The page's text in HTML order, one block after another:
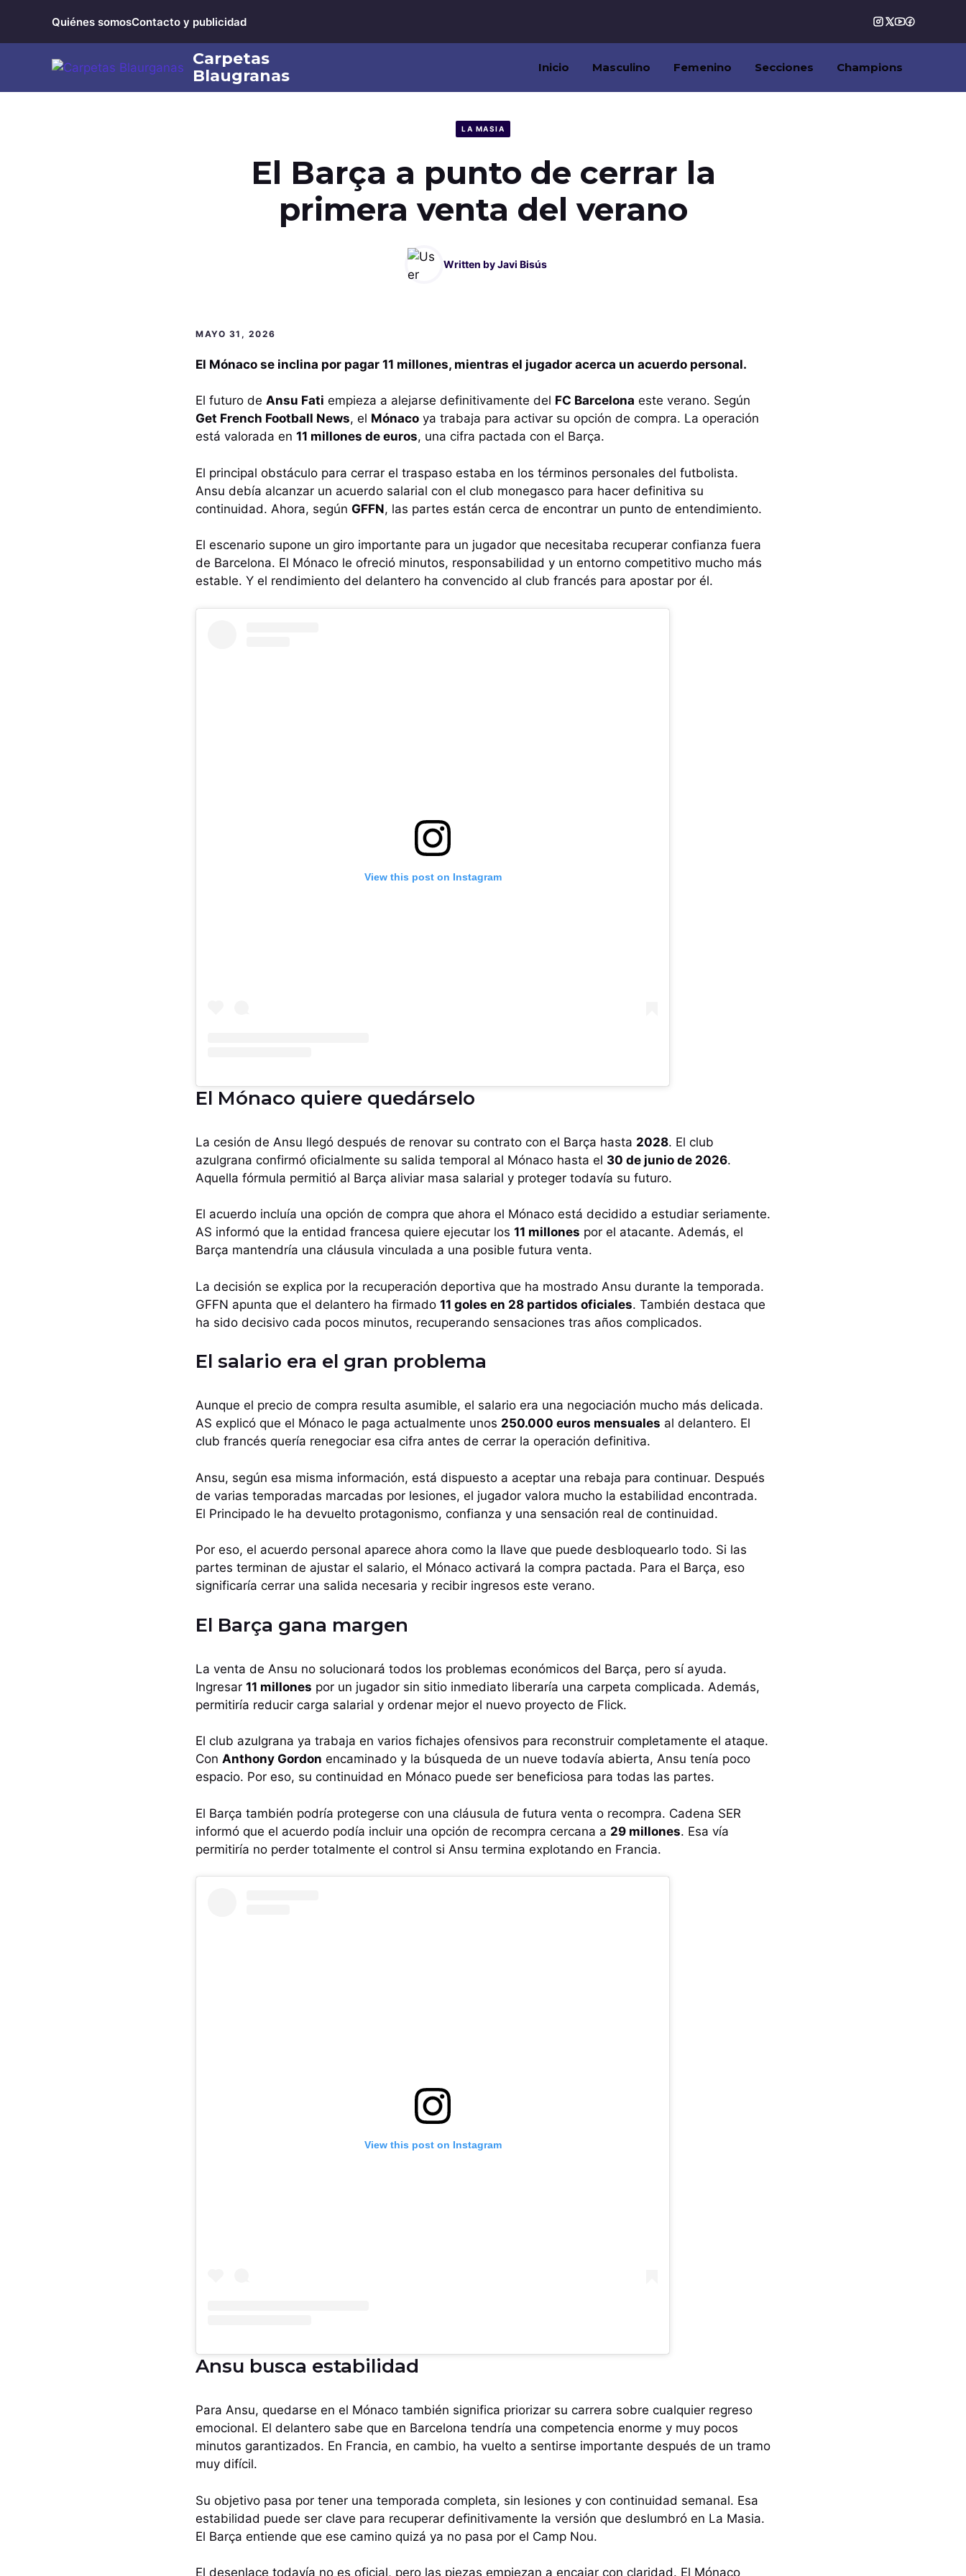
contenido
Quiénes somosContacto y publicidad
Inicio Masculino Femenino Secciones Champions
LA MASIA
El Barça a punto de cerrar la
primera venta del verano
Written byJavi Bisús
MAYO 31, 2026
El Mónaco se inclina por pagar 11 millones, mientras el jugador acerca un acuerdo personal.
El futuro de Ansu Fati empieza a alejarse definitivamente del FC Barcelona este verano. Según
Get French Football News, el Mónaco ya trabaja para activar su opción de compra. La operación
está valorada en 11 millones de euros, una cifra pactada con el Barça.
El principal obstáculo para cerrar el traspaso estaba en los términos personales del futbolista.
Ansu debía alcanzar un acuerdo salarial con el club monegasco para hacer definitiva su
continuidad. Ahora, según GFFN, las partes están cerca de encontrar un punto de entendimiento.
El escenario supone un giro importante para un jugador que necesitaba recuperar confianza fuera
de Barcelona. El Mónaco le ofreció minutos, responsabilidad y un entorno competitivo mucho más
estable. Y el rendimiento del delantero ha convencido al club francés para apostar por él.
View this post on Instagram
El Mónaco quiere quedárselo
La cesión de Ansu llegó después de renovar su contrato con el Barça hasta 2028. El club
azulgrana confirmó oficialmente su salida temporal al Mónaco hasta el 30 de junio de 2026.
Aquella fórmula permitió al Barça aliviar masa salarial y proteger todavía su futuro.
El acuerdo incluía una opción de compra que ahora el Mónaco está decidido a estudiar seriamente.
AS informó que la entidad francesa quiere ejecutar los 11 millones por el atacante. Además, el
Barça mantendría una cláusula vinculada a una posible futura venta.
La decisión se explica por la recuperación deportiva que ha mostrado Ansu durante la temporada.
GFFN apunta que el delantero ha firmado 11 goles en 28 partidos oficiales. También destaca que
ha sido decisivo cada pocos minutos, recuperando sensaciones tras años complicados.
El salario era el gran problema
Aunque el precio de compra resulta asumible, el salario era una negociación mucho más delicada.
AS explicó que el Mónaco le paga actualmente unos 250.000 euros mensuales al delantero. El
club francés quería renegociar esa cifra antes de cerrar la operación definitiva.
Ansu, según esa misma información, está dispuesto a aceptar una rebaja para continuar. Después
de varias temporadas marcadas por lesiones, el jugador valora mucho la estabilidad encontrada.
El Principado le ha devuelto protagonismo, confianza y una sensación real de continuidad.
Por eso, el acuerdo personal aparece ahora como la llave que puede desbloquearlo todo. Si las
partes terminan de ajustar el salario, el Mónaco activará la compra pactada. Para el Barça, eso
significaría cerrar una salida necesaria y recibir ingresos este verano.
El Barça gana margen
La venta de Ansu no solucionará todos los problemas económicos del Barça, pero sí ayuda.
Ingresar 11 millones por un jugador sin sitio inmediato liberaría una carpeta complicada. Además,
permitiría reducir carga salarial y ordenar mejor el nuevo proyecto de Flick.
El club azulgrana ya trabaja en varios fichajes ofensivos para reconstruir completamente el ataque.
Con Anthony Gordon encaminado y la búsqueda de un nueve todavía abierta, Ansu tenía poco
espacio. Por eso, su continuidad en Mónaco puede ser beneficiosa para todas las partes.
El Barça también podría protegerse con una cláusula de futura venta o recompra. Cadena SER
informó que el acuerdo podía incluir una opción de recompra cercana a 29 millones. Esa vía
permitiría no perder totalmente el control si Ansu termina explotando en Francia.
View this post on Instagram
Ansu busca estabilidad
Para Ansu, quedarse en el Mónaco también significa priorizar su carrera sobre cualquier regreso
emocional. El delantero sabe que en Barcelona tendría una competencia enorme y muy pocos
minutos garantizados. En Francia, en cambio, ha vuelto a sentirse importante después de un tramo
muy difícil.
Su objetivo pasa por tener una temporada completa, sin lesiones y con continuidad semanal. Esa
estabilidad puede ser clave para recuperar definitivamente la versión que deslumbró en La Masia.
El Barça entiende que ese camino quizá ya no pasa por el Camp Nou.
El desenlace todavía no es oficial, pero las piezas empiezan a encajar con claridad. El Mónaco